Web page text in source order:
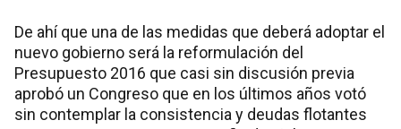
De ahí que una de las medidas que deberá adoptar el
nuevo gobierno será la reformulación del
Presupuesto 2016 que casi sin discusión previa
aprobó un Congreso que en los últimos años votó
sin contemplar la consistencia y deudas flotantes